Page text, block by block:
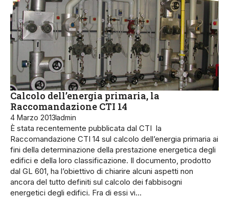
Calcolo dell’energia primaria, la
Raccomandazione CTI 14
4 Marzo 2013admin
È stata recentemente pubblicata dal CTI la
Raccomandazione CTI 14 sul calcolo dell’energia primaria ai
fini della determinazione della prestazione energetica degli
edifici e della loro classificazione. Il documento, prodotto
dal GL 601, ha l’obiettivo di chiarire alcuni aspetti non
ancora del tutto definiti sul calcolo dei fabbisogni
energetici degli edifici. Fra di essi vi…